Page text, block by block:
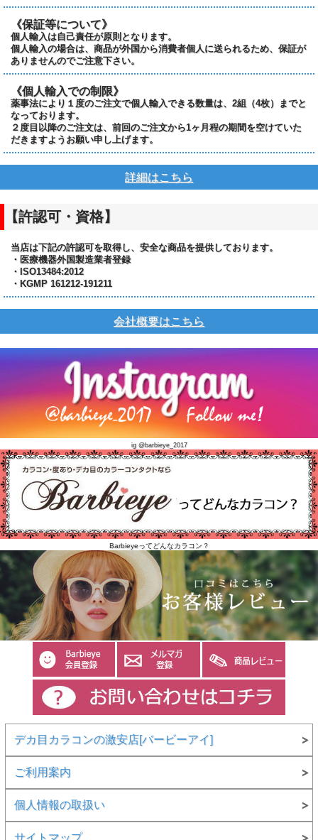
《保証等について》
個人輸入は自己責任が原則となります。
個人輸入の場合は、商品が外国から消費者個人に送られるため、保証が
ありませんのでご注意下さい。
《個人輸入での制限》
薬事法により１度のご注文で個人輸入できる数量は、2組（4枚）までと
なっております。
２度目以降のご注文は、前回のご注文から1ヶ月程の期間を空けていた
だきますようお願い申し上げます。
詳細はこちら
【許認可・資格】
当店は下記の許認可を取得し、安全な商品を提供しております。
・医療機器外国製造業者登録
・ISO13484:2012
・KGMP 161212-191211
会社概要はこちら
ig @barbieye_2017
Barbieyeってどんなカラコン？
デカ目カラコンの激安店[バービーアイ]
ご利用案内
個人情報の取扱い